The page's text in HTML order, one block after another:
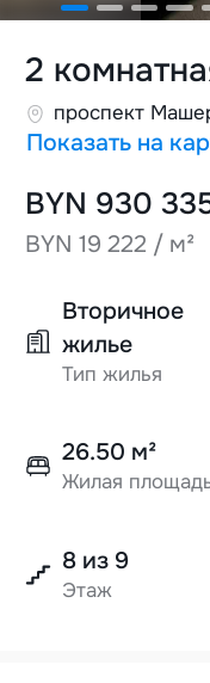
2
проспект
Показать на
BYN 930
BYN 19 222 / м²
Вторичное
жилье
Тип жилья
26.50 м²
Жилая
8 из 9
Этаж